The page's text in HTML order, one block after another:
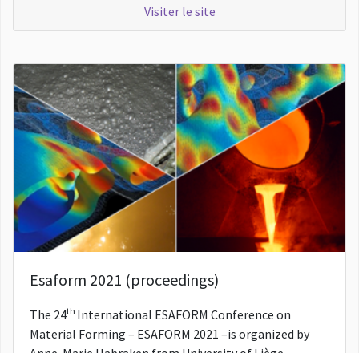
Visiter le site
Esaform 2021 (proceedings)
The 24th International ESAFORM Conference on
Material Forming – ESAFORM 2021 –is organized by